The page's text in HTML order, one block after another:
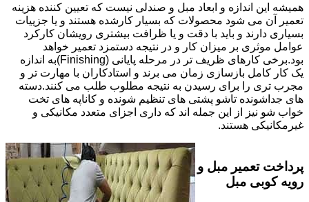
همیشه این اندازه و ابعاد مبل و صندلی نیست که تعیین کننده هزینه
تعمیر آن می شود محصولات که بسیار کارشده هستند و یا جزییات
بسیاری دارند و باید با دقت و یا ظرافت بیشتری رویشان کارکرد
عوامل موثری بر میزان کار و در نتیجه دستمزد تعمیر خواهد
بود.برخی کارهای ظریف تر در مرحله پایانی (Finishing)به اندازه
یک کار کامل بازسازی زمان می برند و استادکاران با مهارت تر و
مجرب تری را برای رسیدن به نتیجه مطلوب طلب می کنند.دسته
های جداشونده تاشو پشتی های تنظیم شونده و کاناپه های تخت
خواب شو نیز از این جمله اند که داری اجزای متعدد مکانیکی و
غیرمکانیکی هستند.
پرداخت تعمیر مبل و
رویه کوبی مبل